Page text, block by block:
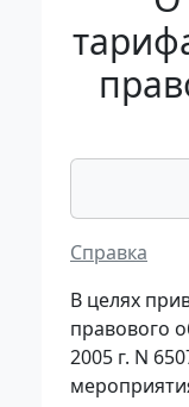
Справка
В целях
правового
2005 г. N